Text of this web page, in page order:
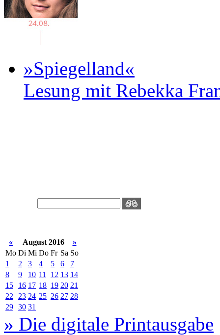
»Spiegelland«
Lesung mit Rebekka
« August 2016
»
Mo Di Mi Do Fr Sa So
1
2 3 4 5 6
7
8
9 10 11 12 13 14
15
16 17 18 19 20 21
22
23 24 25 26 27 28
29 30 31
» Die digitale Printausgabe